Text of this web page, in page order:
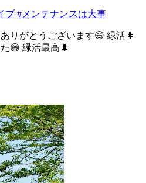
ブ #メンテナンスは大事
りがとうございます😄 緑活🌲
😄 緑活最高🌲